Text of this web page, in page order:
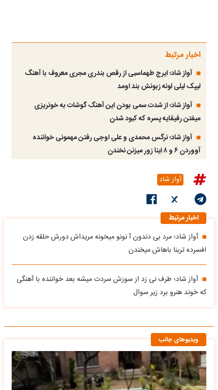
اخبار مرتبط
آواز شاد؛ ایرج طهماسبی از رقص بندری مجری معروف با آهنگ
لیپک لیلی لونه زبونش بند اومد
آواز شاد؛ از شدت سمی بودن این آهنگ گوشات به خونریزی
میفتن رفیقایه پسره که کبود شدن
آواز شاد؛ نرگس محمدی و علی اوجی رفتن مهمونی خواننده
آووردن ۶ و ۸ اینا زور میزنن نخندن
آواز شاد
اخبار مرتبط
آواز شاد؛ مرد بی دندون آ نونو میخونه مریداش دورش حلقه زدن
افسرده ترینا باهاش میخندن
آواز شاد؛ طرف نی زد از سوزش سردت میشه بعد خواننده با آهنگی
که خوند هنرو برد زیر سوال
ویدیوهای جالب